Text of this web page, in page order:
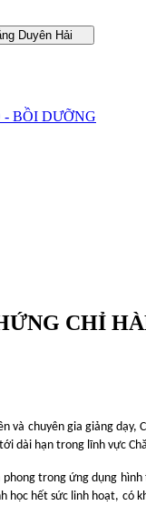
Duyên Hải
BỒI DƯỠNG
CHỈ
và chuyên gia giảng
dài hạn trong lĩnh vực
phong trong ứng dụng
học hết sức linh hoạt, có